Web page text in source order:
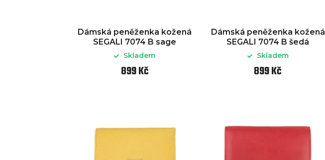
Dámská peněženka kožená
SEGALI 7074 B sage
Skladem
899 Kč
Dámská peněženka kožená
SEGALI 7074 B šedá
Skladem
899 Kč